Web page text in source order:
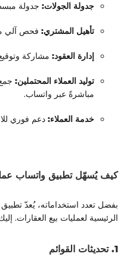
جدولة الجولات: جدولة
تأهيل المشتري: فحص آلي
إدارة العقود: مشاركة
توليد العملاء المحتملين:
مباشرةً عبر واتساب.
خدمة العملاء: دعم فوري
كيف يُسهّل تطبيق واتساب
بفضل تعدد استخداماته، يُعدّ تطبيق
الرئيسية لعمليات بيع العقارات.
1. تحديثات القوائم